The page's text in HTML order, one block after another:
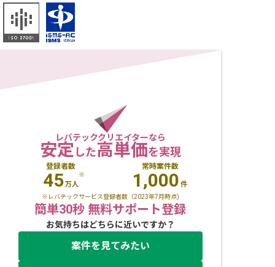
レバテッククリエイターなら
安定した高単価を実現
登録者数
45万人
※
常時案件数
1,000 件
※レバテックサービス登録者数（2023年7月時点)
簡単30秒 無料サポート登録
お気持ちはどちらに近いですか？
案件を見てみたい